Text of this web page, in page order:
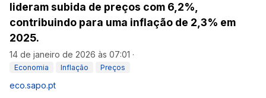
lideram subida de preços com 6,2%,
contribuindo para uma inflação de 2,3% em
2025.
14 de janeiro de 2026 às 07:01 ·
Economia Inflação Preços
eco.sapo.pt